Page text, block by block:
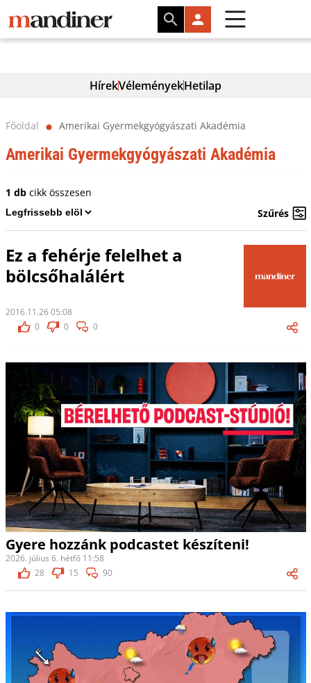
HírekVéleményekHetilap
Főoldal ⬤ Amerikai Gyermekgyógyászati Akadémia
Amerikai Gyermekgyógyászati Akadémia
1 dbcikk összesen
Szűrés
Ez a fehérje felelhet a
bölcsőhalálért
2016.11.26 05:08
0
0 0
Gyere hozzánk podcastet készíteni!
2026. július 6. hétfő 11:58
28
15 90